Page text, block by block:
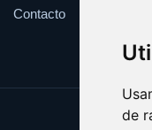
de
Contacto